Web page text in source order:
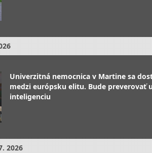
Univerzitná nemocnica v Martine sa
medzi európsku elitu. Bude preverovať
inteligenciu
2026